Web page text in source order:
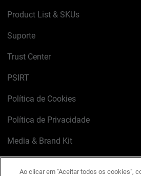
Product List & SKUs
Suporte
Trust Center
PSIRT
Política de Cookies
Política de Privacidade
Media & Brand Kit
Ao clicar em "Aceitar todos os cookies",